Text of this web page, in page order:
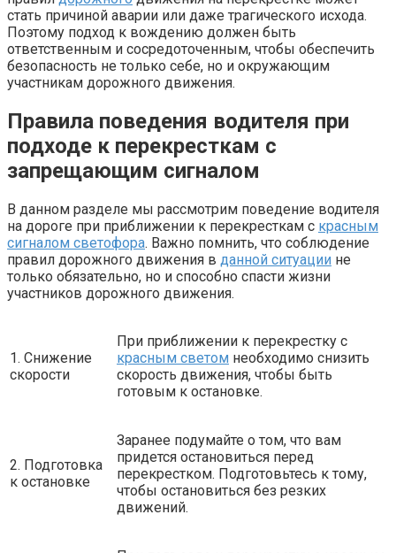
стать причиной аварии или даже трагического исхода.
Поэтому подход к вождению должен быть
ответственным и сосредоточенным, чтобы обеспечить
безопасность не только себе, но и окружающим
участникам дорожного движения.
Правила поведения водителя при
подходе к перекресткам с
запрещающим сигналом
В данном разделе мы рассмотрим поведение водителя
на дороге при приближении к перекресткам с красным
сигналом светофора. Важно помнить, что соблюдение
правил дорожного движения в данной ситуации не
только обязательно, но и способно спасти жизни
участников дорожного движения.
1. Снижение
скорости
При приближении к перекрестку с
красным светом необходимо снизить
скорость движения, чтобы быть
готовым к остановке.
2. Подготовка
к остановке
Заранее подумайте о том, что вам
придется остановиться перед
перекрестком. Подготовьтесь к тому,
чтобы остановиться без резких
движений.